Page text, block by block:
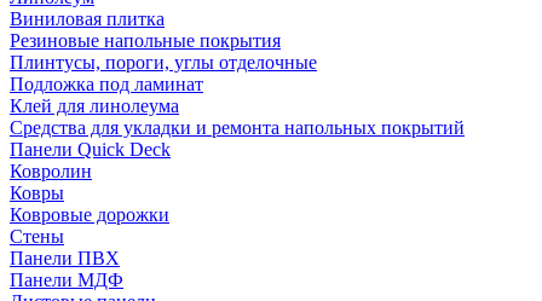
Виниловая плитка
Резиновые напольные покрытия
Плинтусы, пороги, углы отделочные
Подложка под ламинат
Клей для линолеума
Средства для укладки и ремонта напольных покрытий
Панели Quick Deck
Ковролин
Ковры
Ковровые дорожки
Стены
Панели ПВХ
Панели МДФ